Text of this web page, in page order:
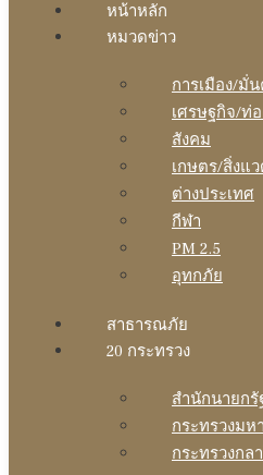
หน้าหลัก
หมวดข่าว
การเมือง/มั่
เศรษฐกิจ/ท่
สังคม
เกษตร/สิ่งแ
ต่างประเทศ
กีฬา
PM 2.5
อุทกภัย
สาธารณภัย
20 กระทรวง
สํานักนายก
กระทรวงมห
กระทรวงกล